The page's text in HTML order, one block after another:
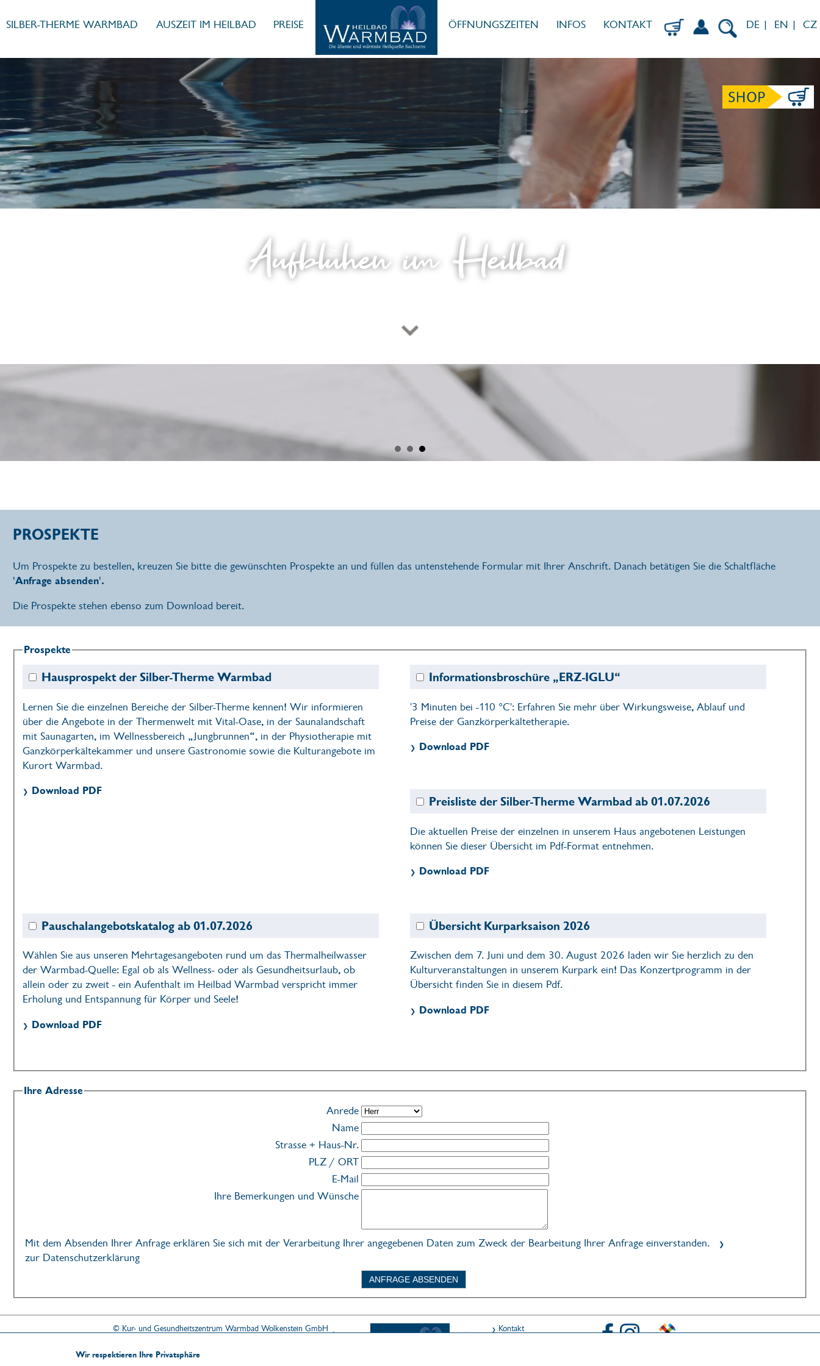
Wir respektieren Ihre Privatsphäre
SILBER-THERME WARMBAD AUSZEIT IM HEILBAD PREISE ÖFFNUNGSZEITEN INFOS
KONTAKT
DE | EN | CZ
Aufblühen im Heilbad
PROSPEKTE
Um Prospekte zu bestellen, kreuzen Sie bitte die gewünschten Prospekte an und füllen das untenstehende Formular mit Ihrer Anschrift. Danach betätigen Sie die Schaltfläche
'Anfrage absenden'.
Die Prospekte stehen ebenso zum Download bereit.
Prospekte
Hausprospekt der Silber-Therme Warmbad
Lernen Sie die einzelnen Bereiche der Silber-Therme kennen! Wir informieren
über die Angebote in der Thermenwelt mit Vital-Oase, in der Saunalandschaft
mit Saunagarten, im Wellnessbereich „Jungbrunnen“, in der Physiotherapie mit
Ganzkörperkältekammer und unsere Gastronomie sowie die Kulturangebote im
Kurort Warmbad.
Download PDF
Informationsbroschüre „ERZ-IGLU“
'3 Minuten bei -110 °C': Erfahren Sie mehr über Wirkungsweise, Ablauf und
Preise der Ganzkörperkältetherapie.
Download PDF
Preisliste der Silber-Therme Warmbad ab 01.07.2026
Die aktuellen Preise der einzelnen in unserem Haus angebotenen Leistungen
können Sie dieser Übersicht im Pdf-Format entnehmen.
Download PDF
Pauschalangebotskatalog ab 01.07.2026
Wählen Sie aus unseren Mehrtagesangeboten rund um das Thermalheilwasser
der Warmbad-Quelle: Egal ob als Wellness- oder als Gesundheitsurlaub, ob
allein oder zu zweit - ein Aufenthalt im Heilbad Warmbad verspricht immer
Erholung und Entspannung für Körper und Seele!
Download PDF
Übersicht Kurparksaison 2026
Zwischen dem 7. Juni und dem 30. August 2026 laden wir Sie herzlich zu den
Kulturveranstaltungen in unserem Kurpark ein! Das Konzertprogramm in der
Übersicht finden Sie in diesem Pdf.
Download PDF
Ihre Adresse
Anrede
Name
Strasse + Haus-Nr.
PLZ / ORT
E-Mail
Ihre Bemerkungen und Wünsche
Mit dem Absenden Ihrer Anfrage erklären Sie sich mit der Verarbeitung Ihrer angegebenen Daten zum Zweck der Bearbeitung Ihrer Anfrage einverstanden.
zur Datenschutzerklärung
ANFRAGE ABSENDEN
© Kur- und Gesundheitszentrum Warmbad Wolkenstein GmbH
Tel. 037369 151-15 · Fax 037369 151-17 ·
Kontakt